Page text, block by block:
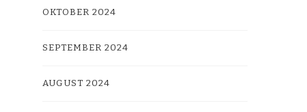
OKTOBER 2024
SEPTEMBER 2024
AUGUST 2024